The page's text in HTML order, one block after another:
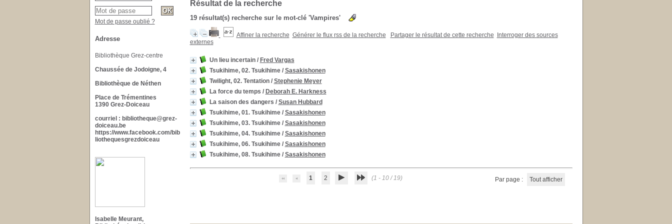
Résultat de la recherche
19 résultat(s) recherche sur le mot-clé 'Vampires'
Affiner la recherche Générer le flux rss de la recherche Partager le résultat de cette recherche
Interroger des sources
externes
Un lieu incertain/ Fred Vargas
Tsukihime, 02. Tsukihime/ Sasakishonen
Twilight, 02. Tentation/ Stephenie Meyer
La force du temps / Deborah E. Harkness
La saison des dangers / Susan Hubbard
Tsukihime, 01. Tsukihime/ Sasakishonen
Tsukihime, 03. Tsukihime/ Sasakishonen
Tsukihime, 04. Tsukihime/ Sasakishonen
Tsukihime, 06. Tsukihime/ Sasakishonen
Tsukihime, 08. Tsukihime/ Sasakishonen
1 2 (1 - 10 / 19) Par page : Tout afficher
Mot de passe oublié ?
Adresse
Bibliothèque Grez-centre
Chaussée de Jodoigne, 4
Bibliothèque de Néthen
Place de Trémentines
1390 Grez-Doiceau
courriel : bibliotheque@grez-
doiceau.be
https://www.facebook.com/bib
liothequesgrezdoiceau
Isabelle Meurant,